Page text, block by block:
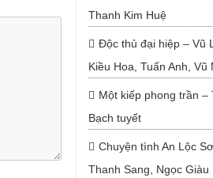
Thanh Kim Huệ
Độc thủ đại hiệp – Vũ
Kiều Hoa, Tuấn Anh, Vũ
Một kiếp phong trần –
Bạch tuyết
Chuyện tình An Lộc
Thanh Sang, Ngọc Giàu